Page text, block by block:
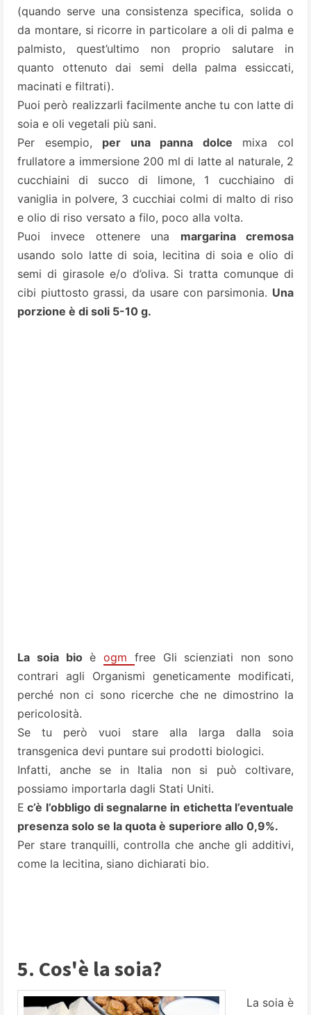
(quando serve una consistenza specifica, solida o
da montare, si ricorre in particolare a oli di palma e
palmisto, quest’ultimo non proprio salutare in
quanto ottenuto dai semi della palma essiccati,
macinati e filtrati).
Puoi però realizzarli facilmente anche tu con latte di
soia e oli vegetali più sani.
Per esempio, per una panna dolce mixa col
frullatore a immersione 200 ml di latte al naturale, 2
cucchiaini di succo di limone, 1 cucchiaino di
vaniglia in polvere, 3 cucchiai colmi di malto di riso
e olio di riso versato a filo, poco alla volta.
Puoi invece ottenere una margarina cremosa
usando solo latte di soia, lecitina di soia e olio di
semi di girasole e/o d’oliva. Si tratta comunque di
cibi piuttosto grassi, da usare con parsimonia. Una
porzione è di soli 5-10 g.
La soia bioèogm free Gli scienziati non sono
contrari agli Organismi geneticamente modificati,
perché non ci sono ricerche che ne dimostrino la
pericolosità.
Se tu però vuoi stare alla larga dalla soia
transgenica devi puntare sui prodotti biologici.
Infatti, anche se in Italia non si può coltivare,
possiamo importarla dagli Stati Uniti.
E c’è l’obbligo di segnalarne in etichetta l’eventuale
presenza solo se la quota è superiore allo 0,9%.
Per stare tranquilli, controlla che anche gli additivi,
come la lecitina, siano dichiarati bio.
5. Cos'è la soia?
La soia è